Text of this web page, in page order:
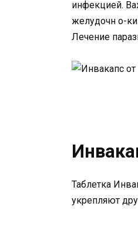
инфекцией.
желудочн о-
Лечение
Таблетка
укрепляют